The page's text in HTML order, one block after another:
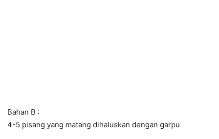
Bahan B :
4-5 pisang yang matang dihaluskan dengan garpu